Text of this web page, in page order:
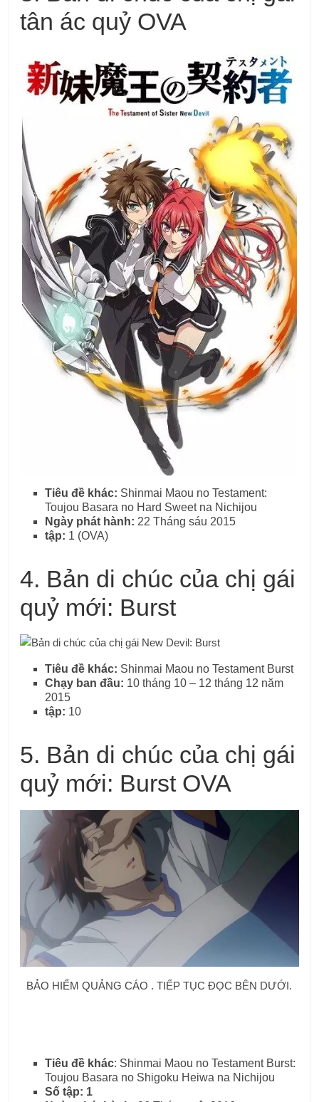
tân ác quỷ OVA
Tiêu đề khác: Shinmai Maou no Testament:
Toujou Basara no Hard Sweet na Nichijou
Ngày phát hành: 22 Tháng sáu 2015
tập: 1 (OVA)
4. Bản di chúc của chị gái
quỷ mới: Burst
Tiêu đề khác: Shinmai Maou no Testament Burst
Chạy ban đầu: 10 tháng 10 – 12 tháng 12 năm
2015
tập: 10
5. Bản di chúc của chị gái
quỷ mới: Burst OVA
BẢO HIỂM QUẢNG CÁO . TIẾP TỤC ĐỌC BÊN DƯỚI.
Tiêu đề khác: Shinmai Maou no Testament Burst:
Toujou Basara no Shigoku Heiwa na Nichijou
Số tập: 1